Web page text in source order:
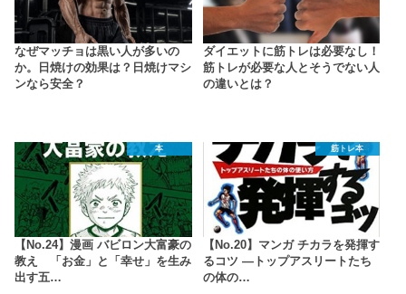
なぜマッチョは黒い人が多いの
か。日焼けの効果は？日焼けマシ
ンなら安全？
ダイエットに筋トレは必要なし！
筋トレが必要な人とそうでない人
の違いとは？
本
【No.24】漫画 バビロン大富豪の
教え 「お金」と「幸せ」を生み
出す五…
筋トレ本
【No.20】マンガ チカラを発揮す
るコツ ―トップアスリートたち
の体の…